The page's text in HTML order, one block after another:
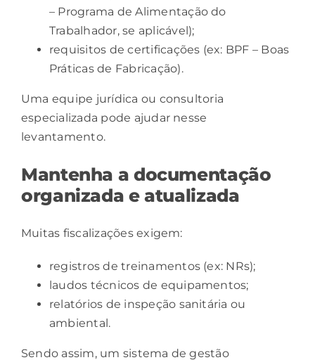
– Programa de Alimentação do
Trabalhador, se aplicável);
requisitos de certificações (ex: BPF – Boas
Práticas de Fabricação).
Uma equipe jurídica ou consultoria
especializada pode ajudar nesse
levantamento.
Mantenha a documentação
organizada e atualizada
Muitas fiscalizações exigem:
registros de treinamentos (ex: NRs);
laudos técnicos de equipamentos;
relatórios de inspeção sanitária ou
ambiental.
Sendo assim, um sistema de gestão